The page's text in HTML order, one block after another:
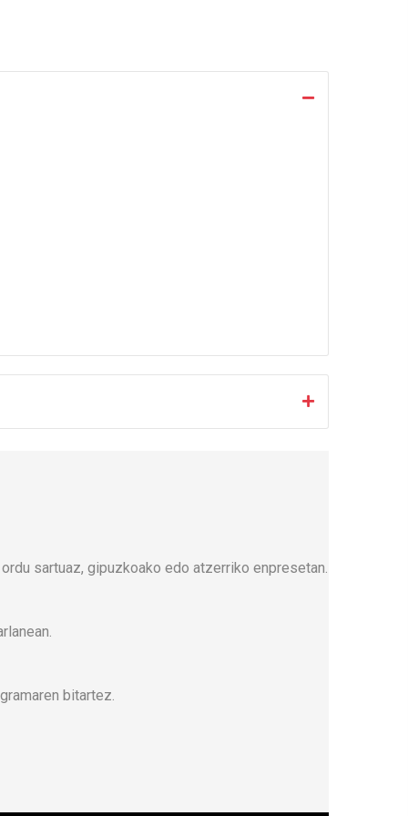
sartuaz, gipuzkoako edo atzerriko enpresetan.
bitartez.